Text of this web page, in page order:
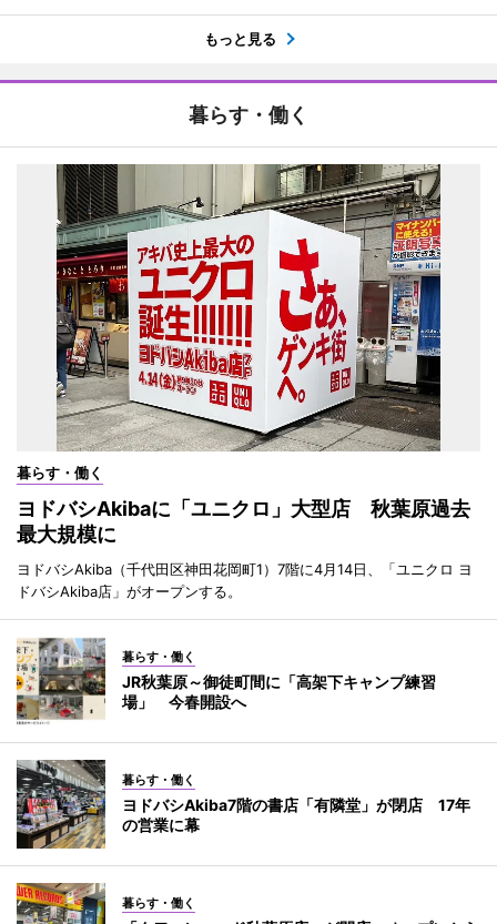
もっと見る
暮らす・働く
暮らす・働く
ヨドバシAkibaに「ユニクロ」大型店 秋葉原過去
最大規模に
ヨドバシAkiba（千代田区神田花岡町1）7階に4月14日、「ユニクロ ヨ
ドバシAkiba店」がオープンする。
暮らす・働く
JR秋葉原～御徒町間に「高架下キャンプ練習
場」 今春開設へ
暮らす・働く
ヨドバシAkiba7階の書店「有隣堂」が閉店 17年
の営業に幕
暮らす・働く